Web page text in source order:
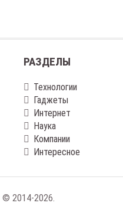
РАЗДЕЛЫ
Технологии
Гаджеты
Интернет
Наука
Компании
Интересное
© 2014-2026.